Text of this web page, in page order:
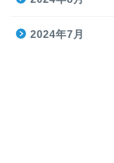
2024年7月